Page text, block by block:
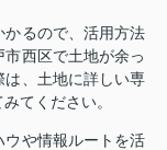
かるので、活用方法
西区で土地が余っ
は、土地に詳しい専
てください。
ウや情報ルートを活